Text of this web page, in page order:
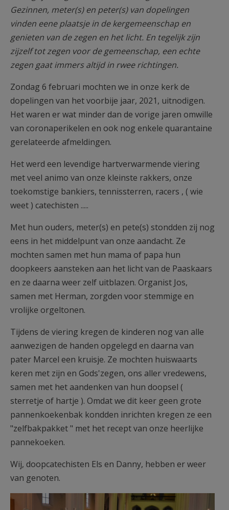
Gezinnen, meter(s) en peter(s) van dopelingen
vinden eene plaatsje in de kergemeenschap en
genieten van de zegen en het licht. En tegelijk zijn
zijzelf tot zegen voor de gemeenschap, een echte
zegen gaat immers altijd in rwee richtingen.
Zondag 6 februari mochten we in onze kerk de
dopelingen van het voorbije jaar, 2021, uitnodigen.
Het waren er wat minder dan de vorige jaren omwille
van coronaperikelen en ook nog enkele quarantaine
gerelateerde afmeldingen.
Het werd een levendige hartverwarmende viering
met veel animo van onze kleinste rakkers, onze
toekomstige bankiers, tennissterren, racers , ( wie
weet ) catechisten .....
Met hun ouders, meter(s) en pete(s) stondden zij nog
eens in het middelpunt van onze aandacht. Ze
mochten samen met hun mama of papa hun
doopkeers aansteken aan het licht van de Paaskaars
en ze daarna weer zelf uitblazen. Organist Jos,
samen met Herman, zorgden voor stemmige en
vrolijke orgeltonen.
Tijdens de viering kregen de kinderen nog van alle
aanwezigen de handen opgelegd en daarna van
pater Marcel een kruisje. Ze mochten huiswaarts
keren met zijn en Gods'zegen, ons aller vredewens,
samen met het aandenken van hun doopsel (
sterretje of hartje ). Omdat we dit keer geen grote
pannenkoekenbak kondden inrichten kregen ze een
"zelfbakpakket " met het recept van onze heerlijke
pannekoeken.
Wij, doopcatechisten Els en Danny, hebben er weer
van genoten.
F0798C07.JPG